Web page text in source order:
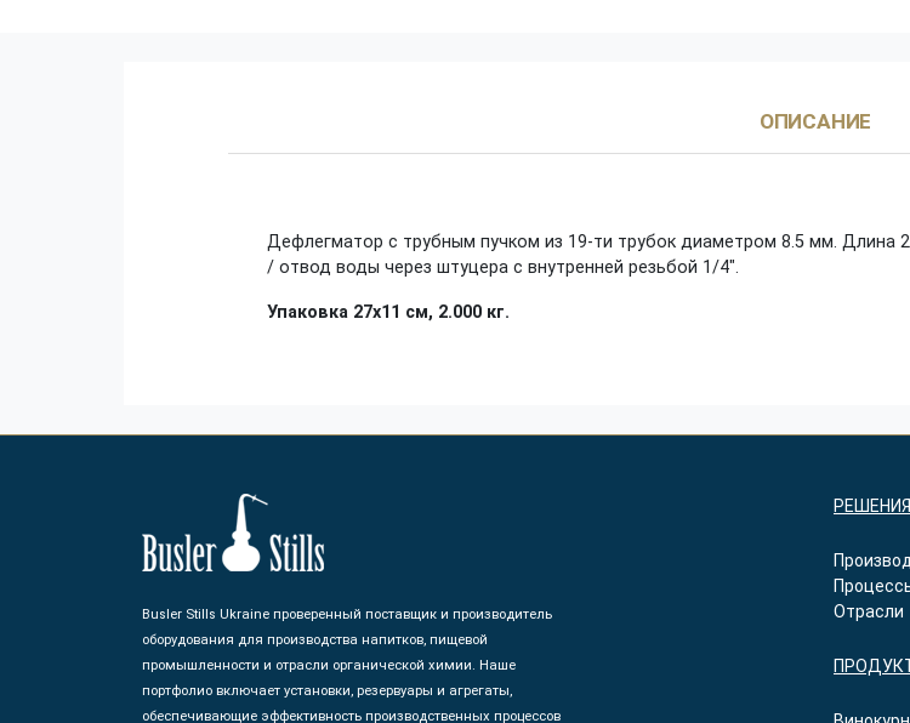
ОПИСАНИЕ
Дефлегматор с трубным пучком из 19-ти трубок диаметром 8.5 мм. Длина
/ отвод воды через штуцера с внутренней резьбой 1/4″.
Упаковка 27х11 см, 2.000 кг.
Busler Stills Ukraine проверенный поставщик и производитель
оборудования для производства напитков, пищевой
промышленности и отрасли органической химии. Наше
портфолио включает установки, резервуары и агрегаты,
обеспечивающие эффективность производственных процессов
РЕШЕНИЯ
Отрасли